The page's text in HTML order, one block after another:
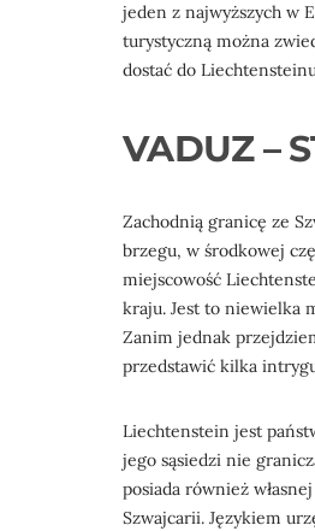
jeden z najwyższych w
turystyczną można
dostać do
VADUZ –
Zachodnią granicę ze
brzegu, w środkowej
miejscowość
kraju. Jest to niewielka
Zanim jednak
przedstawić kilka
Liechtenstein jest
jego sąsiedzi nie
posiada również
Szwajcarii. Językiem